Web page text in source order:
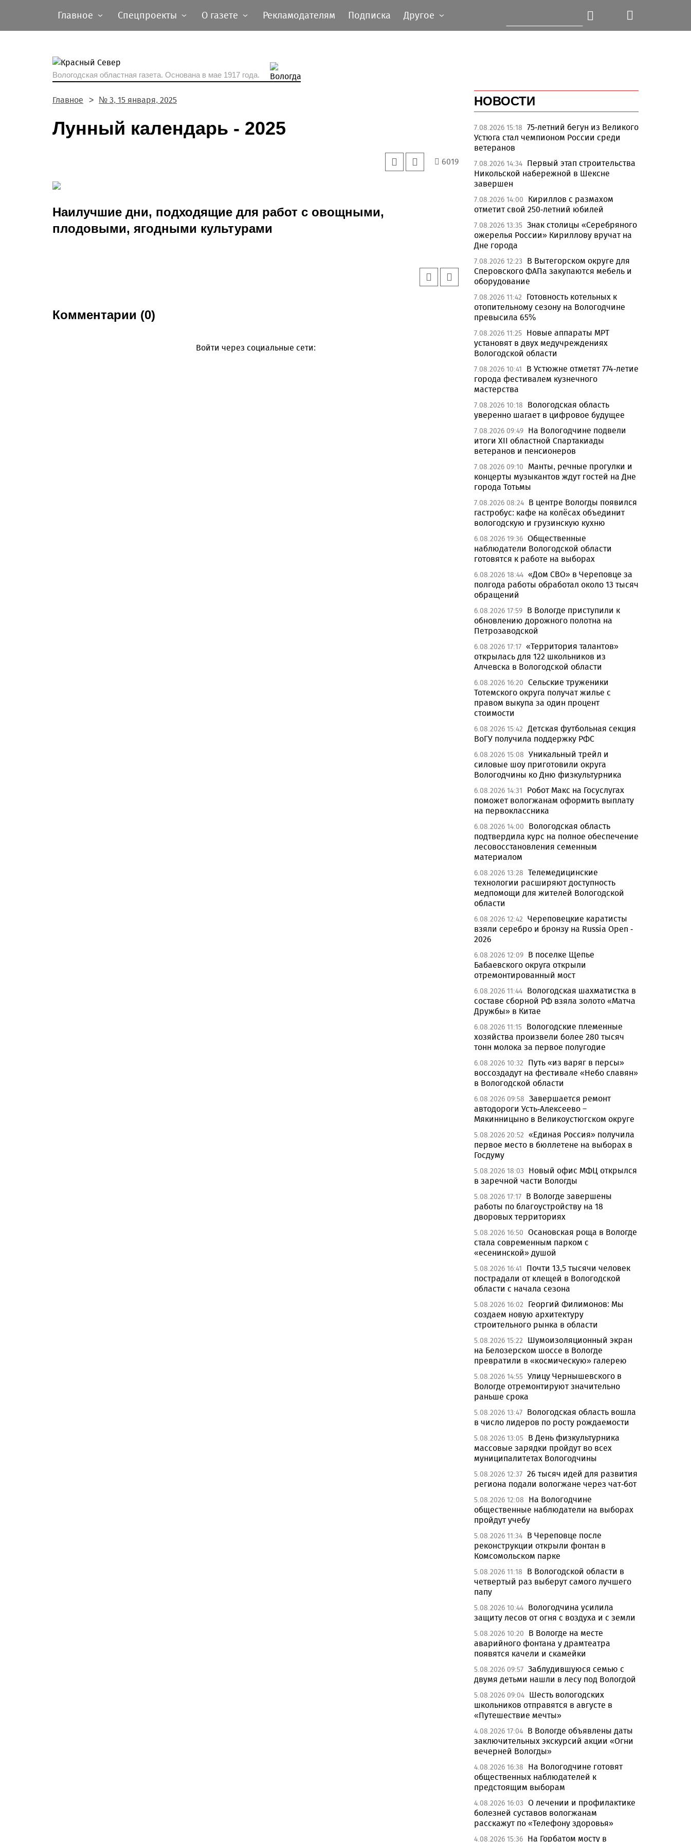
Главное Спецпроекты О газете Рекламодателям Подписка Другое
Вологодская областная газета. Основана в мае 1917 года.
Главное № 3, 15 января, 2025
Лунный календарь - 2025
6019
Наилучшие дни, подходящие для работ с овощными,
плодовыми, ягодными культурами
Комментарии (0)
Войти через социальные сети:
НОВОСТИ
7.08.2026 15:18 75-летний бегун из Великого
Устюга стал чемпионом России среди
ветеранов
7.08.2026 14:34 Первый этап строительства
Никольской набережной в Шексне
завершен
7.08.2026 14:00
Кириллов с размахом
отметит свой 250-летний юбилей
7.08.2026 13:35 Знак столицы «Серебряного
ожерелья России» Кириллову вручат на
Дне города
7.08.2026 12:23
В Вытегорском округе для
Сперовского ФАПа закупаются мебель и
оборудование
7.08.2026 11:42
Готовность котельных к
отопительному сезону на Вологодчине
превысила 65%
7.08.2026 11:25 Новые аппараты МРТ
установят в двух медучреждениях
Вологодской области
7.08.2026 10:41
В Устюжне отметят 774-летие
города фестивалем кузнечного
мастерства
7.08.2026 10:18
Вологодская область
уверенно шагает в цифровое будущее
7.08.2026 09:49 На Вологодчине подвели
итоги XII областной Спартакиады
ветеранов и пенсионеров
7.08.2026 09:10
Манты, речные прогулки и
концерты музыкантов ждут гостей на Дне
города Тотьмы
7.08.2026 08:24 В центре Вологды появился
гастробус: кафе на колёсах объединит
вологодскую и грузинскую кухню
6.08.2026 19:36 Общественные
наблюдатели Вологодской области
готовятся к работе на выборах
6.08.2026 18:44 «Дом СВО» в Череповце за
полгода работы обработал около 13 тысяч
обращений
6.08.2026 17:59 В Вологде приступили к
обновлению дорожного полотна на
Петрозаводской
6.08.2026 17:17 «Территория талантов»
открылась для 122 школьников из
Алчевска в Вологодской области
6.08.2026 16:20 Сельские труженики
Тотемского округа получат жилье с
правом выкупа за один процент
стоимости
6.08.2026 15:42 Детская футбольная секция
ВоГУ получила поддержку РФС
6.08.2026 15:08 Уникальный трейл и
силовые шоу приготовили округа
Вологодчины ко Дню физкультурника
6.08.2026 14:31
Робот Макс на Госуслугах
поможет вологжанам оформить выплату
на первоклассника
6.08.2026 14:00
Вологодская область
подтвердила курс на полное обеспечение
лесовосстановления семенным
материалом
6.08.2026 13:28 Телемедицинские
технологии расширяют доступность
медпомощи для жителей Вологодской
области
6.08.2026 12:42 Череповецкие каратисты
взяли серебро и бронзу на Russia Open -
2026
6.08.2026 12:09 В поселке Щепье
Бабаевского округа открыли
отремонтированный мост
6.08.2026 11:44 Вологодская шахматистка в
составе сборной РФ взяла золото «Матча
Дружбы» в Китае
6.08.2026 11:15 Вологодские племенные
хозяйства произвели более 280 тысяч
тонн молока за первое полугодие
6.08.2026 10:32
Путь «из варяг в персы»
воссоздадут на фестивале «Небо славян»
в Вологодской области
6.08.2026 09:58 Завершается ремонт
автодороги Усть-Алексеево –
Мякинницыно в Великоустюгском округе
5.08.2026 20:52 «Единая Россия» получила
первое место в бюллетене на выборах в
Госдуму
5.08.2026 18:03
Новый офис МФЦ открылся
в заречной части Вологды
5.08.2026 17:17 В Вологде завершены
работы по благоустройству на 18
дворовых территориях
5.08.2026 16:50 Осановская роща в Вологде
стала современным парком с
«есенинской» душой
5.08.2026 16:41
Почти 13,5 тысячи человек
пострадали от клещей в Вологодской
области с начала сезона
5.08.2026 16:02
Георгий Филимонов: Мы
создаем новую архитектуру
строительного рынка в области
5.08.2026 15:22
Шумоизоляционный экран
на Белозерском шоссе в Вологде
превратили в «космическую» галерею
5.08.2026 14:55 Улицу Чернышевского в
Вологде отремонтируют значительно
раньше срока
5.08.2026 13:47 Вологодская область вошла
в число лидеров по росту рождаемости
5.08.2026 13:05 В День физкультурника
массовые зарядки пройдут во всех
муниципалитетах Вологодчины
5.08.2026 12:37 26 тысяч идей для развития
региона подали вологжане через чат-бот
5.08.2026 12:08
На Вологодчине
общественные наблюдатели на выборах
пройдут учебу
5.08.2026 11:34 В Череповце после
реконструкции открыли фонтан в
Комсомольском парке
5.08.2026 11:18
В Вологодской области в
четвертый раз выберут самого лучшего
папу
5.08.2026 10:44 Вологодчина усилила
защиту лесов от огня с воздуха и с земли
5.08.2026 10:20
В Вологде на месте
аварийного фонтана у драмтеатра
появятся качели и скамейки
5.08.2026 09:57 Заблудившуюся семью с
двумя детьми нашли в лесу под Вологдой
5.08.2026 09:04 Шесть вологодских
школьников отправятся в августе в
«Путешествие мечты»
4.08.2026 17:04 В Вологде объявлены даты
заключительных экскурсий акции «Огни
вечерней Вологды»
4.08.2026 16:38
На Вологодчине готовят
общественных наблюдателей к
предстоящим выборам
4.08.2026 16:03 О лечении и профилактике
болезней суставов вологжанам
расскажут по «Телефону здоровья»
4.08.2026 15:36 На Горбатом мосту в